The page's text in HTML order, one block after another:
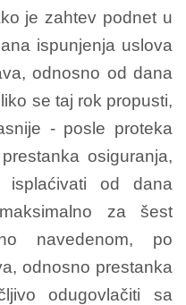
je zahtev podnet u
ispunjenja uslova
odnosno od dana
se taj rok propusti,
- posle proteka
osiguranja,
od dana
za šest
navedenom, po
odnosno prestanka
odugovlačiti sa